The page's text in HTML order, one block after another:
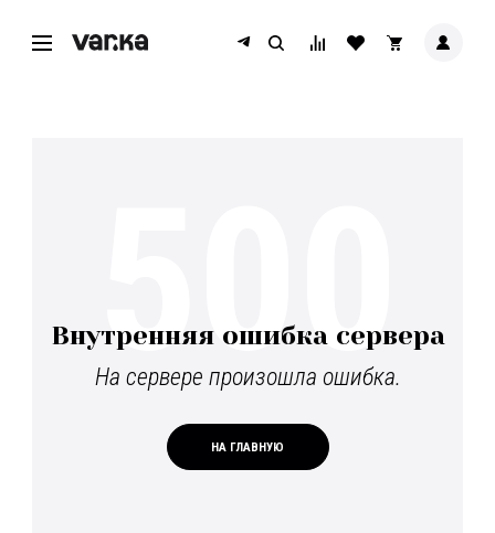
Внутренняя ошибка сервера
На сервере произошла ошибка.
НА ГЛАВНУЮ
500